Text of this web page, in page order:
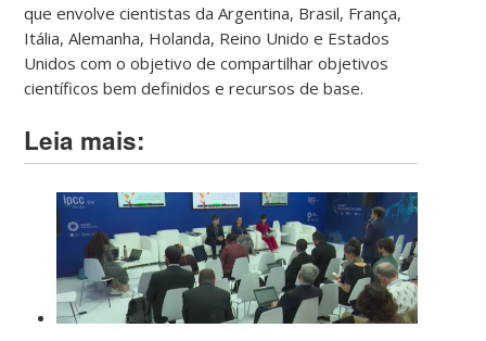
que envolve cientistas da Argentina, Brasil, França,
Itália, Alemanha, Holanda, Reino Unido e Estados
Unidos com o objetivo de compartilhar objetivos
científicos bem definidos e recursos de base.
Leia mais: